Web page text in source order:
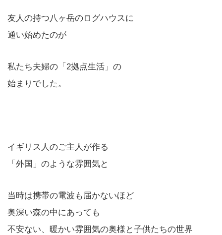
友人の持つ八ヶ岳のログハウスに
通い始めたのが
私たち夫婦の「2拠点生活」の
始まりでした。
イギリス人のご主人が作る
「外国」のような雰囲気と
当時は携帯の電波も届かないほど
奥深い森の中にあっても
不安ない、暖かい雰囲気の奥様と子供たちの世界